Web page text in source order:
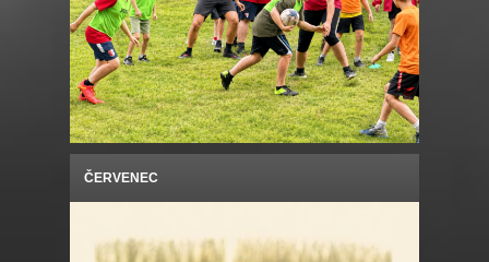
ČERVENEC